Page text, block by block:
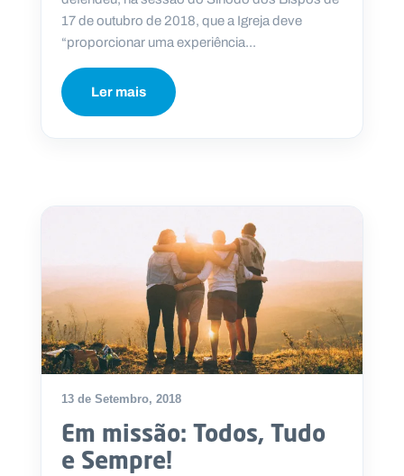
17 de outubro de 2018, que a Igreja deve
“proporcionar uma experiência...
Ler mais
13 de Setembro, 2018
Em missão: Todos, Tudo
e Sempre!